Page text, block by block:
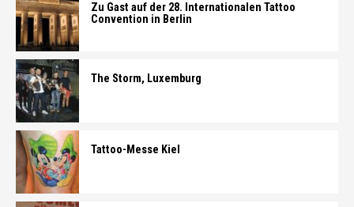
Zu Gast auf der 28. Internationalen Tattoo
Convention in Berlin
The Storm, Luxemburg
Tattoo-Messe Kiel